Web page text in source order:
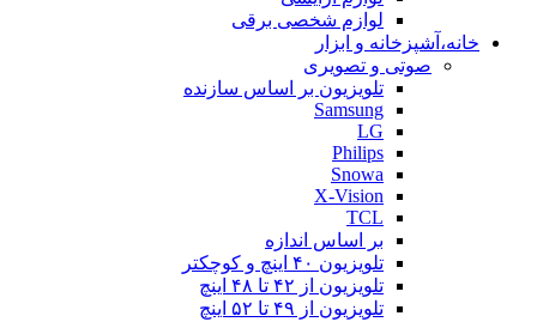
لوازم شخصی برقی
خانه،آشپزخانه و ابزار
صوتی و تصویری
تلویزیون بر اساس سازنده
Samsung
LG
Philips
Snowa
X-Vision
TCL
بر اساس اندازه
تلویزیون ۴۰ اینچ و کوچکتر
تلویزیون از ۴۲ تا ۴۸ اینچ
تلویزیون از ۴۹ تا ۵۲ اینچ